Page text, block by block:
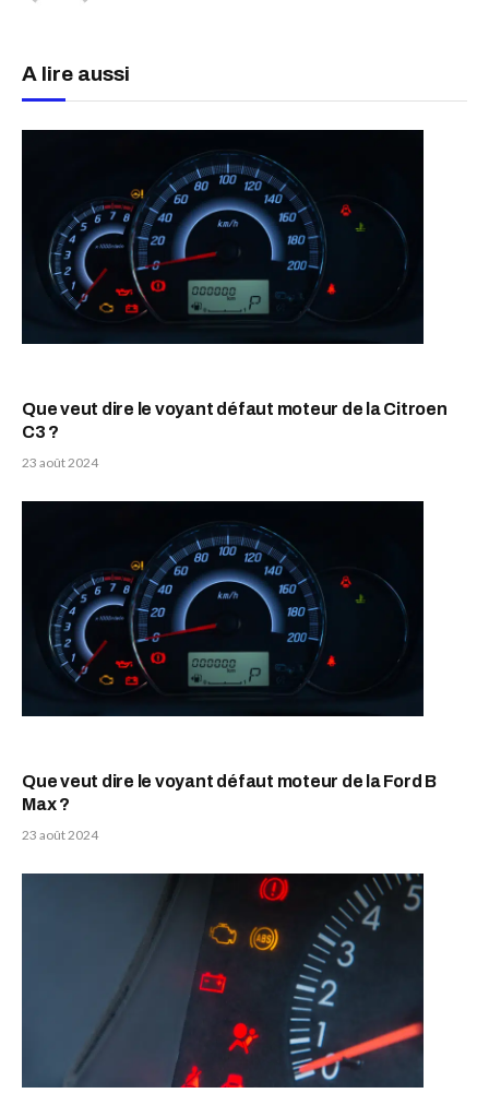
A lire aussi
Que veut dire le voyant défaut moteur de la Citroen
C3 ?
23 août 2024
Que veut dire le voyant défaut moteur de la Ford B
Max ?
23 août 2024